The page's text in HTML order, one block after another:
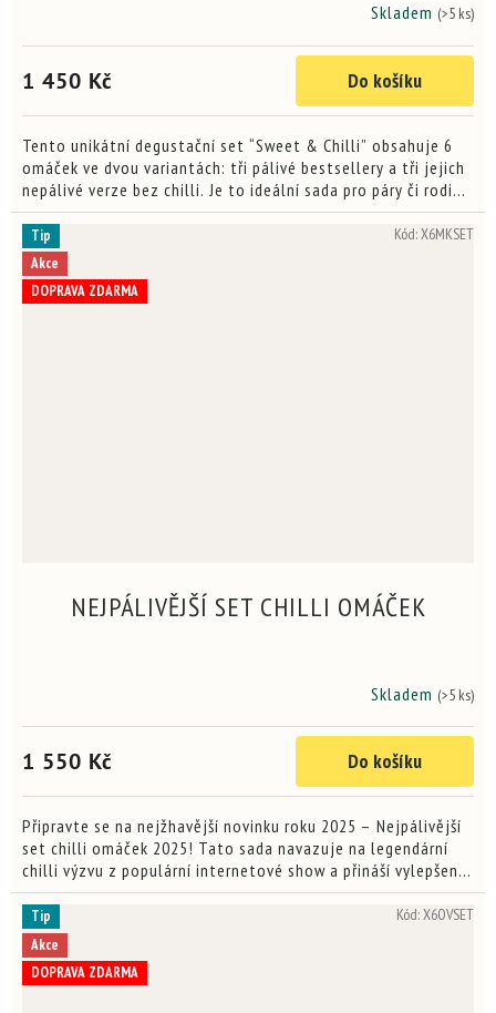
Skladem (>5 ks)
1 450 Kč Do košíku
Tento unikátní degustační set “Sweet & Chilli” obsahuje 6
omáček ve dvou variantách: tři pálivé bestsellery a tři jejich
nepálivé verze bez chilli. Je to ideální sada pro páry či rodiny,
kde někdo miluje ostré a jiný dává...
Tip
Akce
DOPRAVA ZDARMA
NEJPÁLIVĚJŠÍ SET CHILLI OMÁČEK
je
z
5
hvězdiček.
Skladem (>5 ks)
1 550 Kč Do košíku
Připravte se na nejžhavější novinku roku 2025 – Nejpálivější
set chilli omáček 2025! Tato sada navazuje na legendární
chilli výzvu z populární internetové show a přináší vylepšený
výběr omáček pro opravdové odvážlivce. Najdete...
Kód:X6MKSET
Tip
Akce
DOPRAVA ZDARMA
Kód:X6OVSET